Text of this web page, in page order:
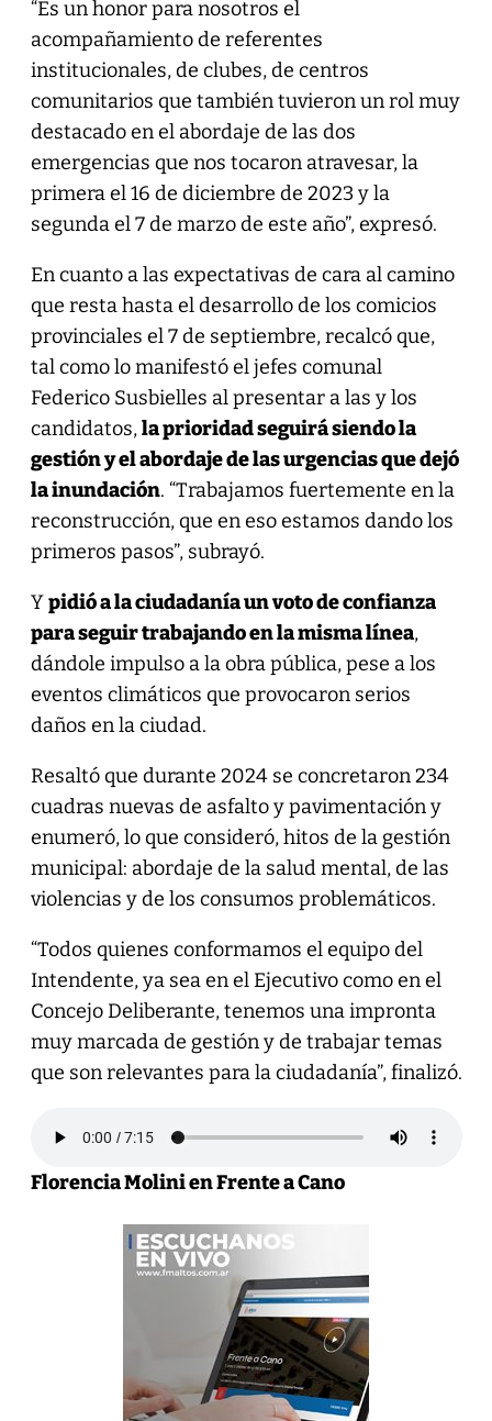
“Es un honor para nosotros el
acompañamiento de referentes
institucionales, de clubes, de centros
comunitarios que también tuvieron un rol muy
destacado en el abordaje de las dos
emergencias que nos tocaron atravesar, la
primera el 16 de diciembre de 2023 y la
segunda el 7 de marzo de este año”, expresó.
En cuanto a las expectativas de cara al camino
que resta hasta el desarrollo de los comicios
provinciales el 7 de septiembre, recalcó que,
tal como lo manifestó el jefes comunal
Federico Susbielles al presentar a las y los
candidatos,la prioridad seguirá siendo la
gestión y el abordaje de las urgencias que dejó
la inundación. “Trabajamos fuertemente en la
reconstrucción, que en eso estamos dando los
primeros pasos”, subrayó.
Ypidió a la ciudadanía un voto de confianza
para seguir trabajando en la misma línea,
dándole impulso a la obra pública, pese a los
eventos climáticos que provocaron serios
daños en la ciudad.
Resaltó que durante 2024 se concretaron 234
cuadras nuevas de asfalto y pavimentación y
enumeró, lo que consideró, hitos de la gestión
municipal: abordaje de la salud mental, de las
violencias y de los consumos problemáticos.
“Todos quienes conformamos el equipo del
Intendente, ya sea en el Ejecutivo como en el
Concejo Deliberante, tenemos una impronta
muy marcada de gestión y de trabajar temas
que son relevantes para la ciudadanía”, finalizó.
Florencia Molini en Frente a Cano